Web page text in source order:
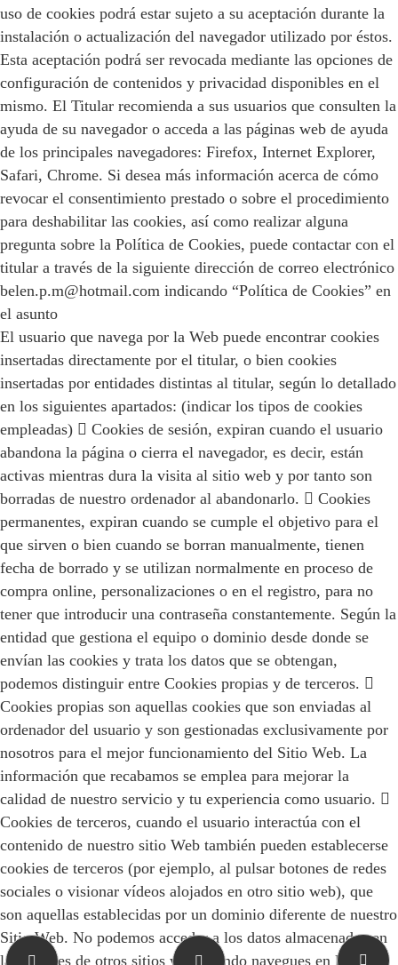
uso de cookies podrá estar sujeto a su aceptación durante la
instalación o actualización del navegador utilizado por éstos.
Esta aceptación podrá ser revocada mediante las opciones de
configuración de contenidos y privacidad disponibles en el
mismo. El Titular recomienda a sus usuarios que consulten la
ayuda de su navegador o acceda a las páginas web de ayuda
de los principales navegadores: Firefox, Internet Explorer,
Safari, Chrome. Si desea más información acerca de cómo
revocar el consentimiento prestado o sobre el procedimiento
para deshabilitar las cookies, así como realizar alguna
pregunta sobre la Política de Cookies, puede contactar con el
titular a través de la siguiente dirección de correo electrónico
belen.p.m@hotmail.com indicando “Política de Cookies” en
el asunto
El usuario que navega por la Web puede encontrar cookies
insertadas directamente por el titular, o bien cookies
insertadas por entidades distintas al titular, según lo detallado
en los siguientes apartados: (indicar los tipos de cookies
empleadas)  Cookies de sesión, expiran cuando el usuario
abandona la página o cierra el navegador, es decir, están
activas mientras dura la visita al sitio web y por tanto son
borradas de nuestro ordenador al abandonarlo.  Cookies
permanentes, expiran cuando se cumple el objetivo para el
que sirven o bien cuando se borran manualmente, tienen
fecha de borrado y se utilizan normalmente en proceso de
compra online, personalizaciones o en el registro, para no
tener que introducir una contraseña constantemente. Según la
entidad que gestiona el equipo o dominio desde donde se
envían las cookies y trata los datos que se obtengan,
podemos distinguir entre Cookies propias y de terceros. 
Cookies propias son aquellas cookies que son enviadas al
ordenador del usuario y son gestionadas exclusivamente por
nosotros para el mejor funcionamiento del Sitio Web. La
información que recabamos se emplea para mejorar la
calidad de nuestro servicio y tu experiencia como usuario. 
Cookies de terceros, cuando el usuario interactúa con el
contenido de nuestro sitio Web también pueden establecerse
cookies de terceros (por ejemplo, al pulsar botones de redes
sociales o visionar vídeos alojados en otro sitio web), que
son aquellas establecidas por un dominio diferente de nuestro
Sitio Web. No podemos acceder a los datos almacenados en
las cookies de otros sitios web cuando navegues en los